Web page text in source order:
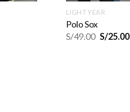
LIGHTYEAR
Polo Sox
S/49.00 S/25.00